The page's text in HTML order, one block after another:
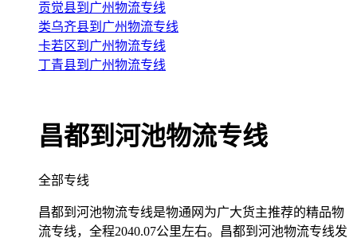
贡觉县到广州物流专线
类乌齐县到广州物流专线
卡若区到广州物流专线
丁青县到广州物流专线
昌都到河池物流专线
全部专线
昌都到河池物流专线是物通网为广大货主推荐的精品物
流专线，全程2040.07公里左右。昌都到河池物流专线发